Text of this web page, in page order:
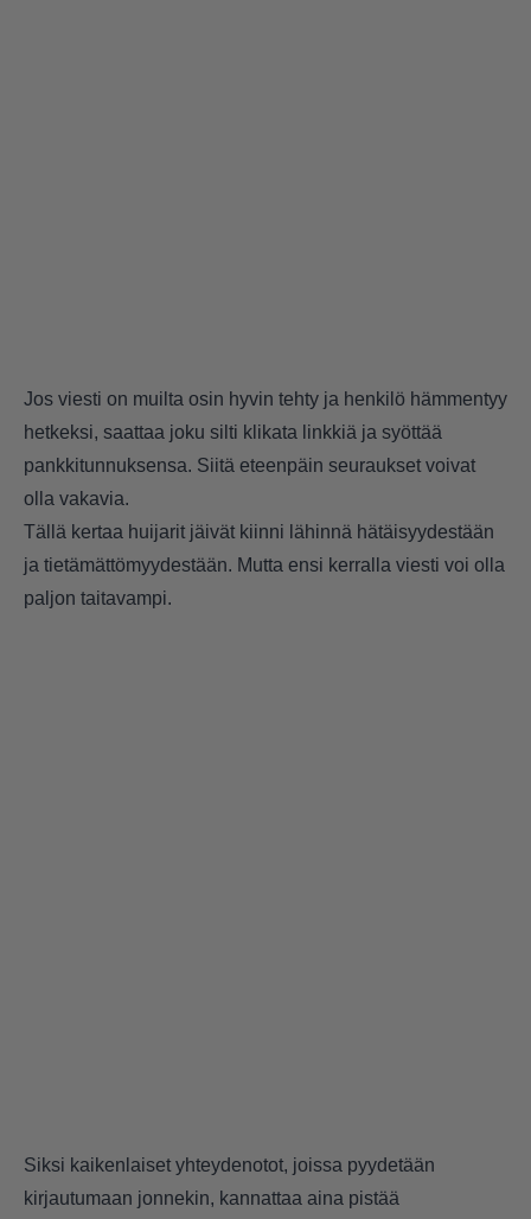
Jos viesti on muilta osin hyvin tehty ja henkilö hämmentyy
hetkeksi, saattaa joku silti klikata linkkiä ja syöttää
pankkitunnuksensa. Siitä eteenpäin seuraukset voivat
olla vakavia.
Tällä kertaa huijarit jäivät kiinni lähinnä hätäisyydestään
ja tietämättömyydestään. Mutta ensi kerralla viesti voi olla
paljon taitavampi.
Siksi kaikenlaiset yhteydenotot, joissa pyydetään
kirjautumaan jonnekin, kannattaa aina pistää